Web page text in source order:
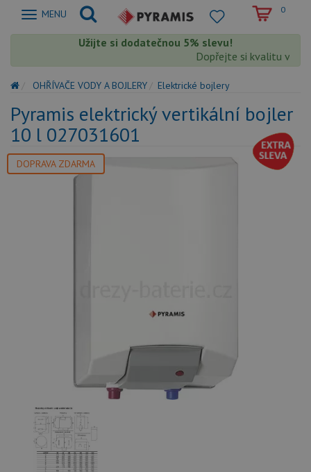
Zobrazit
MENU 0
Užijte si dodatečnou 5% slevu!
Dopřejte si kvalitu
OHŘÍVAČE VODY A BOJLERY Elektrické bojlery
Pyramis elektrický vertikální bojler
10 l 027031601
DOPRAVA ZDARMA